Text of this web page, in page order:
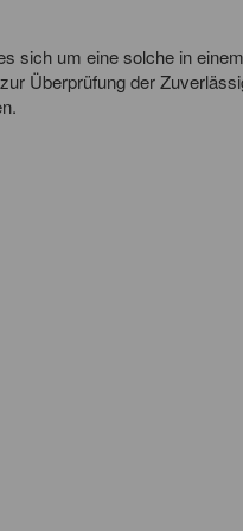
sich um eine solche in
Überprüfung der